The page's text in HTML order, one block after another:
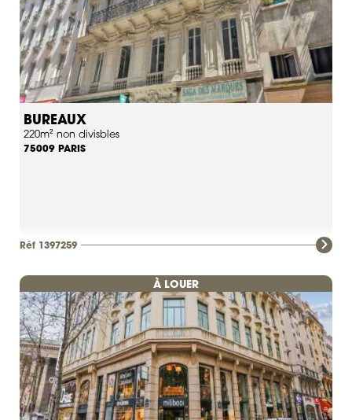
BUREAUX
220m² non divisbles
75009 PARIS
Réf 1397259
À LOUER